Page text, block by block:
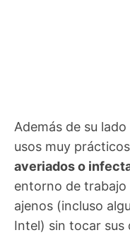
Además de su
usos muy
averiados o
entorno de
ajenos (incluso
Intel) sin tocar sus